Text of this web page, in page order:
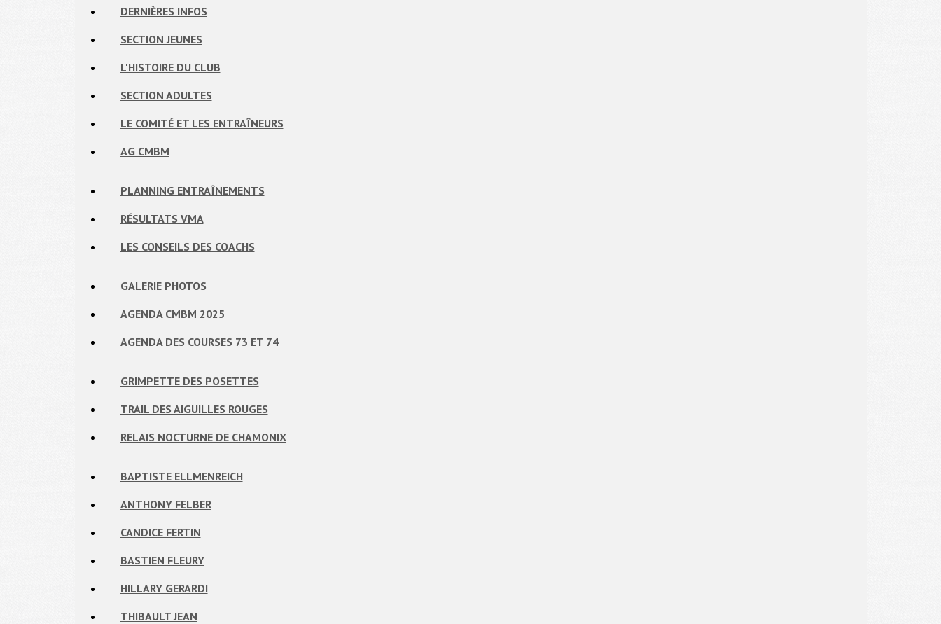
DERNIÈRES INFOS
SECTION JEUNES
L'HISTOIRE DU CLUB
SECTION ADULTES
LE COMITÉ ET LES ENTRAÎNEURS
AG CMBM
PLANNING ENTRAÎNEMENTS
RÉSULTATS VMA
LES CONSEILS DES COACHS
GALERIE PHOTOS
AGENDA CMBM 2025
AGENDA DES COURSES 73 ET 74
GRIMPETTE DES POSETTES
TRAIL DES AIGUILLES ROUGES
RELAIS NOCTURNE DE CHAMONIX
BAPTISTE ELLMENREICH
ANTHONY FELBER
CANDICE FERTIN
BASTIEN FLEURY
HILLARY GERARDI
THIBAULT JEAN